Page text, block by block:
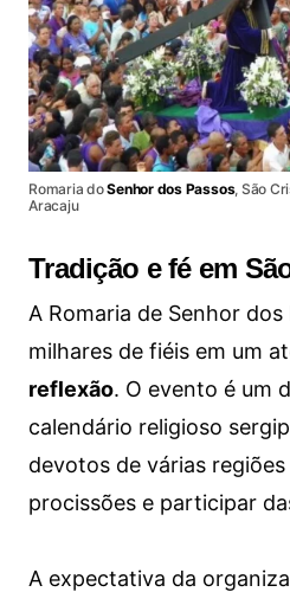
Romaria doSenhor dos Passos, São
Aracaju
Tradição e fé em
A Romaria de Senhor dos
milhares de fiéis em um
reflexão. O evento é um
calendário religioso
devotos de várias
procissões e participar
A expectativa da